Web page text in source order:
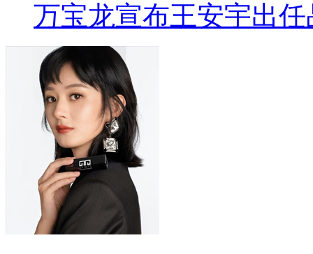
万宝龙宣布王安宇出